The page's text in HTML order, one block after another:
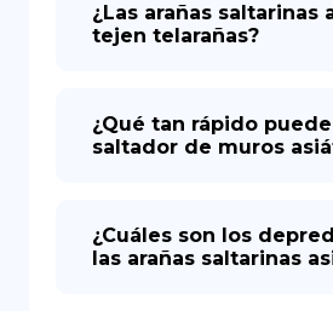
¿Las arañas saltarinas
tejen telarañas?
¿Qué tan rápido
saltador de muros
¿Cuáles son los
las arañas saltarinas